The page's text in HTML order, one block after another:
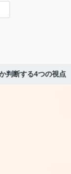
判断する4つの視点